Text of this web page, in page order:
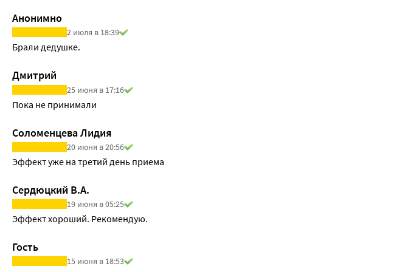
Анонимно
2 июля в 18:39
Брали дедушке.
Дмитрий
25 июня в 17:16
Пока не принимали
Соломенцева Лидия
20 июня в 20:56
Эффект уже на третий день приема
Сердюцкий В.А.
19 июня в 05:25
Эффект хороший. Рекомендую.
Гость
15 июня в 18:53